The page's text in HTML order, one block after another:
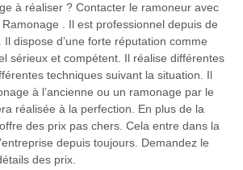
à réaliser ? Contacter le ramoneur avec
. Il est professionnel depuis de
dispose d’une forte réputation comme
sérieux et compétent. Il réalise différentes
techniques suivant la situation. Il
à l’ancienne ou un ramonage par le
réalisée à la perfection. En plus de la
des prix pas chers. Cela entre dans la
depuis toujours. Demandez le
des prix.